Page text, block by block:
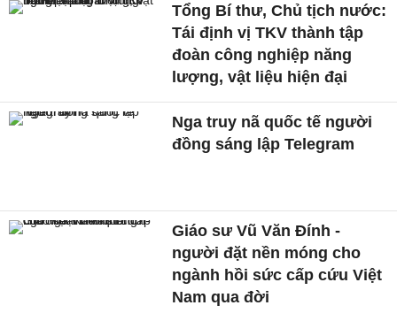
Tổng Bí thư, Chủ tịch nước:
Tái định vị TKV thành tập
đoàn công nghiệp năng
lượng, vật liệu hiện đại
Nga truy nã quốc tế người
đồng sáng lập Telegram
Giáo sư Vũ Văn Đính -
người đặt nền móng cho
ngành hồi sức cấp cứu Việt
Nam qua đời